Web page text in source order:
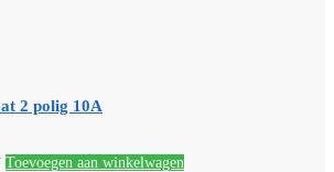
2 polig 10A
Toevoegen aan winkelwagen